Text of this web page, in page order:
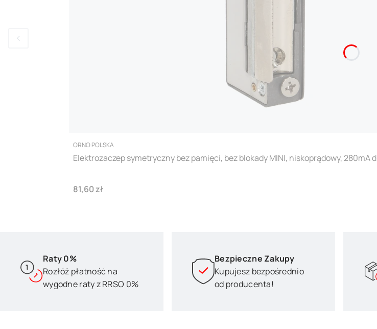
PRODUCENT
ORNO POLSKA
Elektrozaczep symetryczny bez pamięci, bez blokady MINI, niskoprądowy, 280mA
Cena
81,60 zł
Raty 0%
Rozłóż płatność na
wygodne raty z RRSO 0%
Bezpieczne Zakupy
Kupujesz bezpośrednio
od producenta!